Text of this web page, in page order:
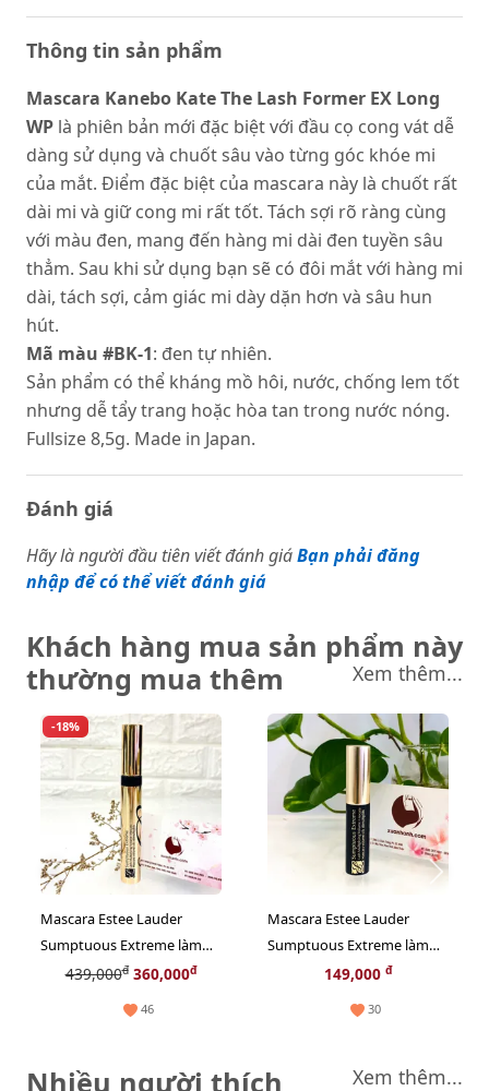
Thông tin sản phẩm
Mascara Kanebo Kate The Lash Former EX Long
WP là phiên bản mới đặc biệt với đầu cọ cong vát dễ
dàng sử dụng và chuốt sâu vào từng góc khóe mi
của mắt. Điểm đặc biệt của mascara này là chuốt rất
dài mi và giữ cong mi rất tốt. Tách sợi rõ ràng cùng
với màu đen, mang đến hàng mi dài đen tuyền sâu
thẳm. Sau khi sử dụng bạn sẽ có đôi mắt với hàng mi
dài, tách sợi, cảm giác mi dày dặn hơn và sâu hun
hút.
Mã màu #BK-1: đen tự nhiên.
Sản phẩm có thể kháng mồ hôi, nước, chống lem tốt
nhưng dễ tẩy trang hoặc hòa tan trong nước nóng.
Fullsize 8,5g. Made in Japan.
Đánh giá
Hãy là người đầu tiên viết đánh giáBạn phải đăng
nhập để có thể viết đánh giá
Khách hàng mua sản phẩm này
thường mua thêm
Xem thêm...
-18%
Mascara Estee Lauder
Sumptuous Extreme làm
dày, dài và siêu cong,
439,000đ360,000đ
46
Mascara Estee Lauder
Sumptuous Extreme làm
dày, dài và siêu cong, mini
149,000 đ
30
Nhiều người thích Xem thêm...